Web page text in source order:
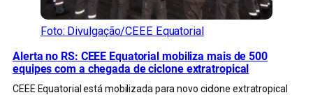
Foto: Divulgação/CEEE Equatorial
Alerta no RS: CEEE Equatorial mobiliza mais de 500
equipes com a chegada de ciclone extratropical
CEEE Equatorial está mobilizada para novo ciclone extratropical